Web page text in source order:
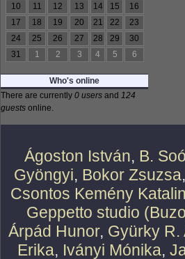
10
11 12 13 14 15
16
17
18 19 20 21 22
23
24
25 26 27 28 29
30
31
1 2 3 4 5 6
Who's online
There are currently 0 users and 124
guests online.
Ágoston István, B.
Gyöngyi, Bokor Zsuzsa,
Csontos Kemény Katalin
Geppetto studio
Árpád Hunor, Gyürky R.
Erika, Iványi Mónika,